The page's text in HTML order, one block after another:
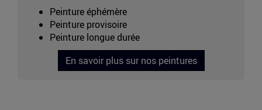
Peinture éphémère
Peinture provisoire
Peinture longue durée
En savoir plus sur nos peintures